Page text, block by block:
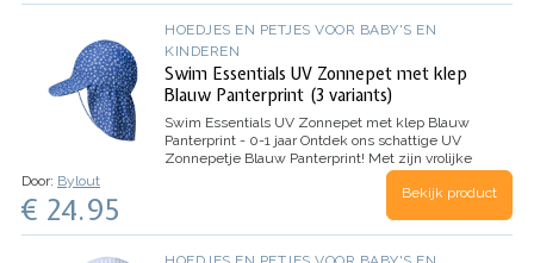
HOEDJES EN PETJES VOOR BABY'S EN
KINDEREN
Swim Essentials UV Zonnepet met klep
Blauw Panterprint (3 variants)
Swim Essentials UV Zonnepet met klep Blauw
Panterprint - 0-1 jaar Ontdek ons schattige UV
Zonnepetje Blauw Panterprint! Met zijn vrolijke
blauwe panterprint voegt het een cool tintje toe
aan zomerse dagen. Gemaakt van UV-werende
Door: Bylout
€ 24.95 Bekijk product